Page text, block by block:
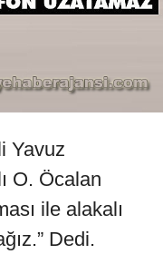
Yavuz
O. Öcalan
ile alakalı
Dedi.